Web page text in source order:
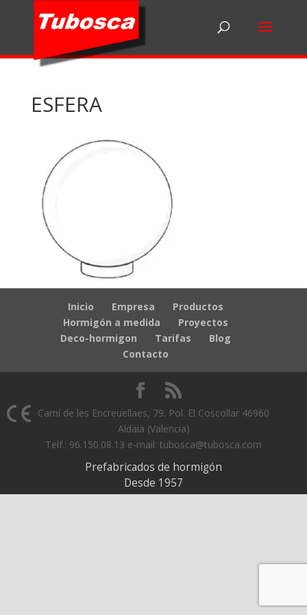
ESFERA
Inicio Empresa
Productos
Hormigón a medida
Proyectos
Deco-hormigon
Tarifas
Blog
Contacto
Camí de les Encreuellaes, 79. Pol. El Coscollar 46960
Aldaia (Valencia)
Telf.: 96.150.08.13 e-mail: tubosca@tubosca.com
Prefabricados de hormigón
Desde 1957